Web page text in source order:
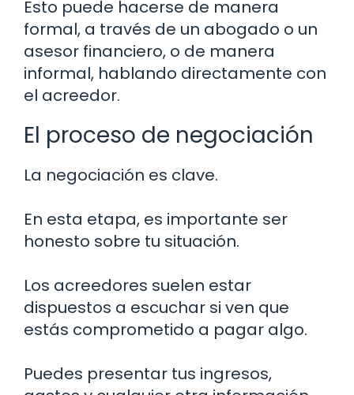
Esto puede hacerse de manera
formal, a través de un abogado o un
asesor financiero, o de manera
informal, hablando directamente con
el acreedor.
El proceso de negociación
La negociación es clave.
En esta etapa, es importante ser
honesto sobre tu situación.
Los acreedores suelen estar
dispuestos a escuchar si ven que
estás comprometido a pagar algo.
Puedes presentar tus ingresos,